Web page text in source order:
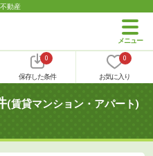
動産
0
保存した条件
0
お気に入り
(賃貸マンション・アパート)